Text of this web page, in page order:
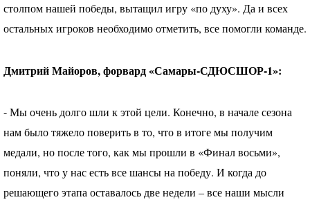
столпом нашей победы, вытащил игру «по духу». Да и всех
остальных игроков необходимо отметить, все помогли команде.
Дмитрий Майоров, форвард «Самары-СДЮСШОР-1»:
- Мы очень долго шли к этой цели. Конечно, в начале сезона
нам было тяжело поверить в то, что в итоге мы получим
медали, но после того, как мы прошли в «Финал восьми»,
поняли, что у нас есть все шансы на победу. И когда до
решающего этапа оставалось две недели – все наши мысли